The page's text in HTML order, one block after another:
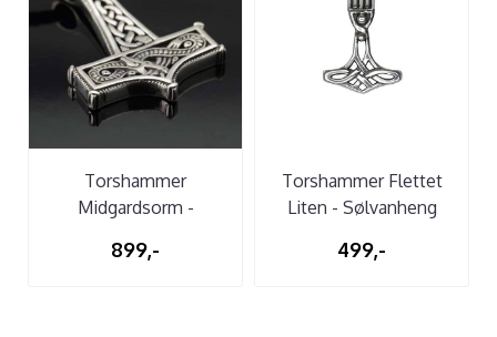
Torshammer
Midgardsorm -
899,-
Torshammer Flettet
Liten - Sølvanheng
499,-